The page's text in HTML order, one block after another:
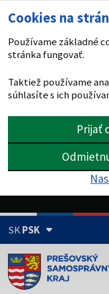
Cookies na
Používame základné
stránka fungovať.
Taktiež používame
súhlasíte s ich
Prijať
SKPSK
Doména psk.sk je